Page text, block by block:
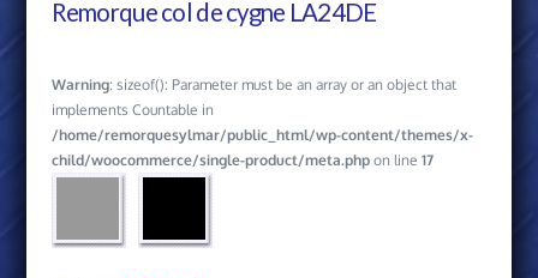
Remorque col de cygne LA24DE
Warning: sizeof(): Parameter must be an array or an object that
implements Countable in
/home/remorquesylmar/public_html/wp-content/themes/x-
child/woocommerce/single-product/meta.phpon line 17